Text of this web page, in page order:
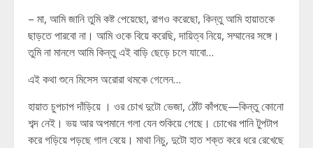
– মা, আমি জানি তুমি কষ্ট পেয়েছো, রাগও করেছো, কিন্তু আমি হায়াতকে
ছাড়তে পারবো না। আমি ওকে বিয়ে করেছি, দায়িত্ব নিয়ে, সম্মানের সঙ্গে।
তুমি না মানলে আমি কিন্তু এই বাড়ি ছেড়ে চলে যাবো…
এই কথা শুনে মিসেস অরোরা থমকে গেলেন…
হায়াত চুপচাপ দাঁড়িয়ে । ওর চোখ দুটো ভেজা, ঠোঁট কাঁপছে—কিন্তু কোনো
শব্দ নেই। ভয় আর অপমানে গলা যেন শুকিয়ে গেছে। চোখের পানি টুপটাপ
করে গড়িয়ে পড়ছে গাল বেয়ে। মাথা নিচু, দুটো হাত শক্ত করে ধরে রেখেছে